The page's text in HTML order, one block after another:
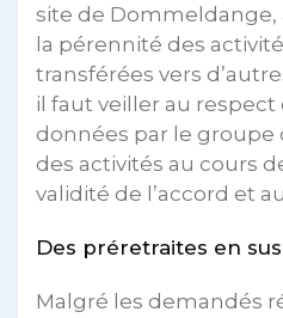
site de Dommeldange,
la pérennité des
transférées vers
il faut veiller au respect
données par le groupe
des activités au cours
validité de l’accord et
Des préretraites en
Malgré les demandés